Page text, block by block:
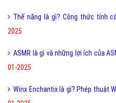
Thế năng là gì? Công thức tính
2025
ASMR là gì và những lợi ích của
01-2025
Winx Enchantix là gì? Phép thuật